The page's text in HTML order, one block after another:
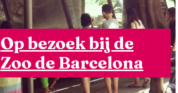
Op bezoek bij de
Zoo de Barcelona